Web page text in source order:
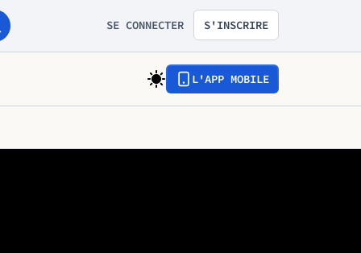
SE CONNECTER S'INSCRIRE
L'APP MOBILE